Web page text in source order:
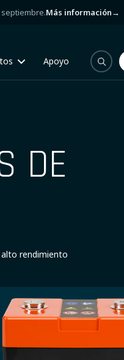
Más información→
Apoyo
DE
alto rendimiento